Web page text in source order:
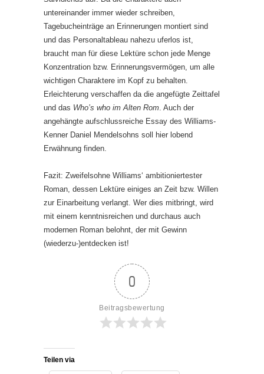
untereinander immer wieder schreiben,
Tagebucheinträge an Erinnerungen montiert sind
und das Personaltableau nahezu uferlos ist,
braucht man für diese Lektüre schon jede Menge
Konzentration bzw. Erinnerungsvermögen, um alle
wichtigen Charaktere im Kopf zu behalten.
Erleichterung verschaffen da die angefügte Zeittafel
und das Who’s who im Alten Rom. Auch der
angehängte aufschlussreiche Essay des Williams-
Kenner Daniel Mendelsohns soll hier lobend
Erwähnung finden.
Fazit: Zweifelsohne Williams‘ ambitioniertester
Roman, dessen Lektüre einiges an Zeit bzw. Willen
zur Einarbeitung verlangt. Wer dies mitbringt, wird
mit einem kenntnisreichen und durchaus auch
modernen Roman belohnt, der mit Gewinn
(wiederzu-)entdecken ist!
0
Beitragsbewertung
Teilen via